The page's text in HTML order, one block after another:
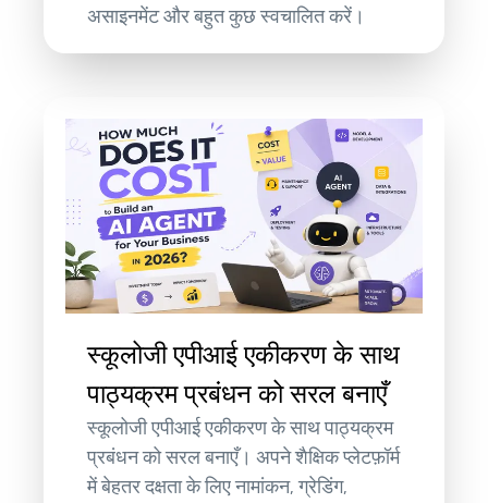
असाइनमेंट और बहुत कुछ स्वचालित करें।
स्कूलोजी एपीआई एकीकरण के साथ
पाठ्यक्रम प्रबंधन को सरल बनाएँ
स्कूलोजी एपीआई एकीकरण के साथ पाठ्यक्रम
प्रबंधन को सरल बनाएँ। अपने शैक्षिक प्लेटफ़ॉर्म
में बेहतर दक्षता के लिए नामांकन, ग्रेडिंग,